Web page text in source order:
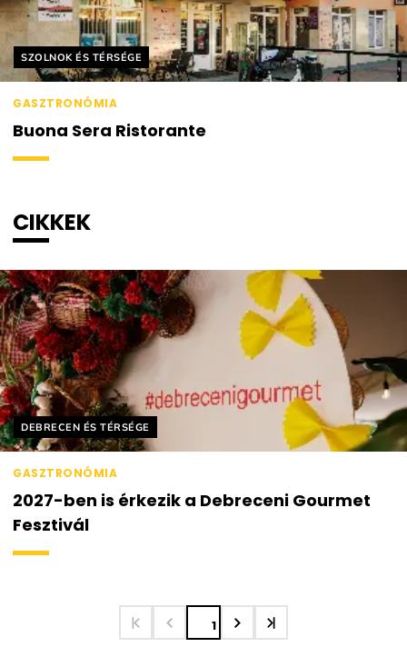
Helyszín címkék:
SZOLNOK ÉS TÉRSÉGE
GASZTRONÓMIA
Buona Sera Ristorante
CIKKEK
Helyszín címkék:
DEBRECEN ÉS TÉRSÉGE
GASZTRONÓMIA
2027-ben is érkezik a Debreceni Gourmet
Fesztivál
1